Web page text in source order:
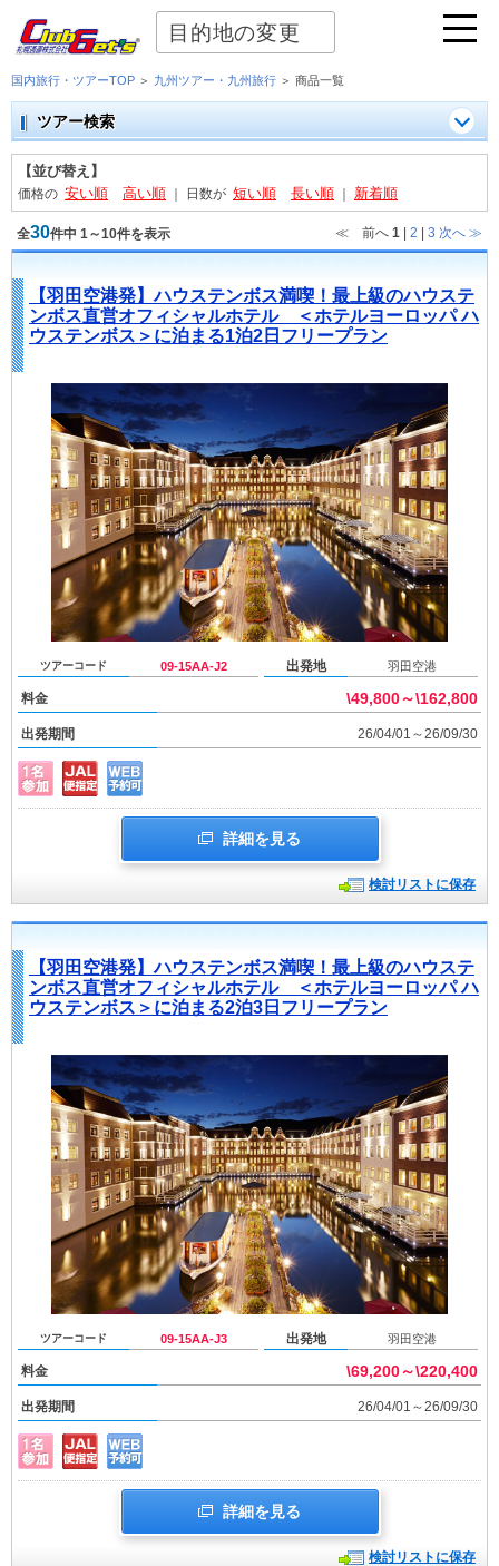
目的地の変更
国内旅行・ツアーTOP ＞ 九州ツアー・九州旅行 ＞ 商品一覧
ツアー検索
【並び替え】
価格の 安い順 高い順 日数が 短い順 長い順 新着順
全30件中 1～10件を表示 ≪ 前へ 1 2 3 次へ ≫
【羽田空港発】ハウステンボス満喫！最上級のハウステ
ンボス直営オフィシャルホテル ＜ホテルヨーロッパ ハ
ウステンボス＞に泊まる1泊2日フリープラン
ツアーコード 09-15AA-J2 出発地 羽田空港
料金 \49,800～\162,800
出発期間 26/04/01～26/09/30
詳細を見る
検討リストに保存
【羽田空港発】ハウステンボス満喫！最上級のハウステ
ンボス直営オフィシャルホテル ＜ホテルヨーロッパ ハ
ウステンボス＞に泊まる2泊3日フリープラン
ツアーコード 09-15AA-J3 出発地 羽田空港
料金 \69,200～\220,400
出発期間 26/04/01～26/09/30
詳細を見る
検討リストに保存